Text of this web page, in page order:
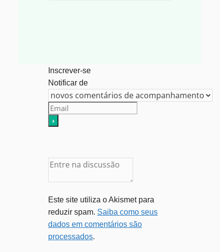
Inscrever-se
Notificar de
Este site utiliza o Akismet para
reduzir spam. Saiba como seus
dados em comentários são
processados.